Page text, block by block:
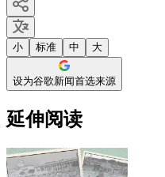
小 标准 中 大
设为谷歌新闻首选来源
延伸阅读